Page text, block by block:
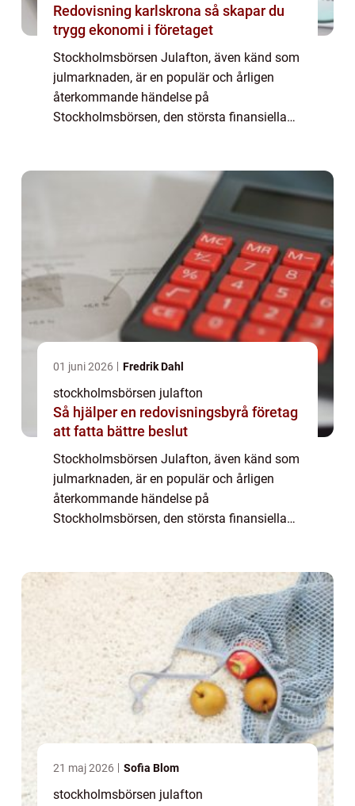
Redovisning karlskrona så skapar du
trygg ekonomi i företaget
Stockholmsbörsen Julafton, även känd som
julmarknaden, är en populär och årligen
återkommande händelse på
Stockholmsbörsen, den största finansiella
intresserade av a...
01 juni 2026 Fredrik Dahl
stockholmsbörsen julafton
Så hjälper en redovisningsbyrå företag
att fatta bättre beslut
Stockholmsbörsen Julafton, även känd som
julmarknaden, är en populär och årligen
återkommande händelse på
Stockholmsbörsen, den största finansiella
21 maj 2026 Sofia Blom
stockholmsbörsen julafton